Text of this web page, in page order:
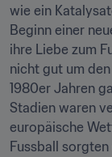
wie ein
Beginn einer
ihre Liebe zum
nicht gut um
1980er Jahren
Stadien waren
europäische
Fussball